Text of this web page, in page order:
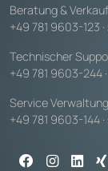
Beratung & Verkauf
+49 781 9603-123 ·
Technischer
+49 781 9603-244 ·
Service
+49 781 9603-144 ·